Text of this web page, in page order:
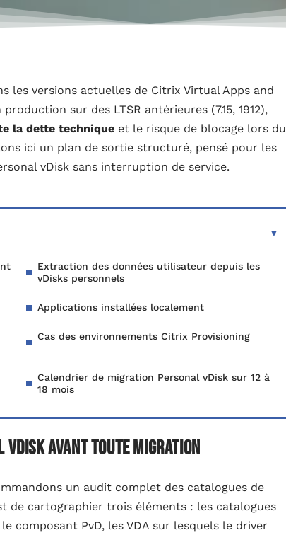
les versions actuelles de Citrix Virtual Apps and
sur des LTSR antérieures (7.15, 1912),
la dette technique et le risque de blocage lors du
ici un plan de sortie structuré, pensé pour les
vDisk sans interruption de service.
Extraction des données utilisateur depuis les
vDisks personnels
Applications installées localement
Cas des environnements Citrix Provisioning
Calendrier de migration Personal vDisk sur 12 à
18 mois
vDisk avant toute migration
un audit complet des catalogues de
de cartographier trois éléments : les catalogues
composant PvD, les VDA sur lesquels le driver